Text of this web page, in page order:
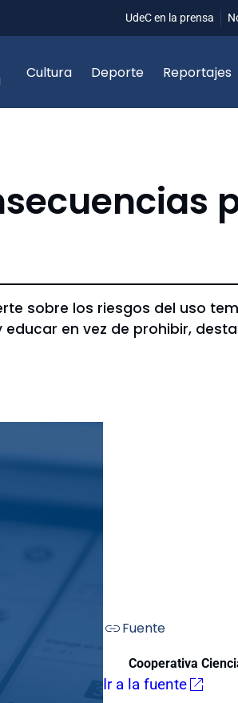
UdeC en la prensa
Cultura Deporte Reportajes
sobre los riesgos del uso
en vez de prohibir,
Fuente
Cooperativa
Ir a la fuente